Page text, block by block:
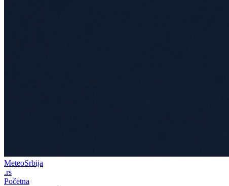
MeteoSrbija
.rs
Početna